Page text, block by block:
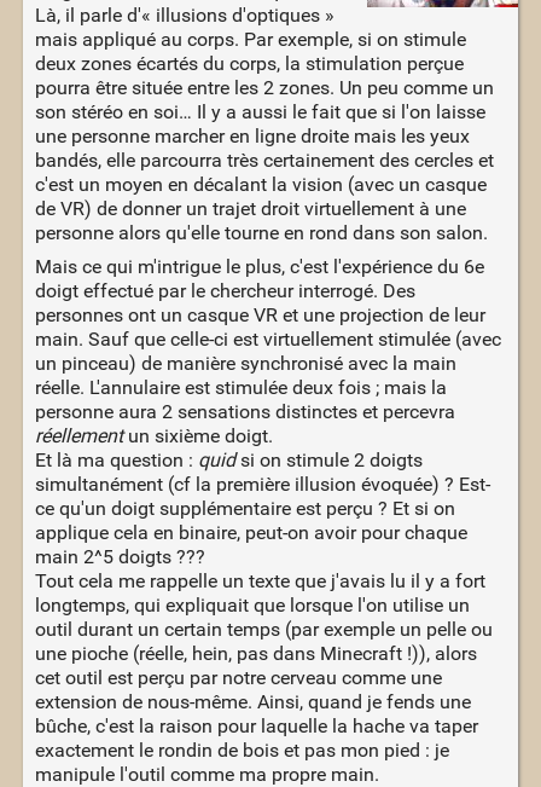
Là, il parle d'« illusions d'optiques »
mais appliqué au corps. Par exemple, si on stimule
deux zones écartés du corps, la stimulation perçue
pourra être située entre les 2 zones. Un peu comme un
son stéréo en soi… Il y a aussi le fait que si l'on laisse
une personne marcher en ligne droite mais les yeux
bandés, elle parcourra très certainement des cercles et
c'est un moyen en décalant la vision (avec un casque
de VR) de donner un trajet droit virtuellement à une
personne alors qu'elle tourne en rond dans son salon.
Mais ce qui m'intrigue le plus, c'est l'expérience du 6e
doigt effectué par le chercheur interrogé. Des
personnes ont un casque VR et une projection de leur
main. Sauf que celle-ci est virtuellement stimulée (avec
un pinceau) de manière synchronisé avec la main
réelle. L'annulaire est stimulée deux fois ; mais la
personne aura 2 sensations distinctes et percevra
réellementun sixième doigt.
Et là ma question : quidsi on stimule 2 doigts
simultanément (cf la première illusion évoquée) ? Est-
ce qu'un doigt supplémentaire est perçu ? Et si on
applique cela en binaire, peut-on avoir pour chaque
main 2^5 doigts ???
Tout cela me rappelle un texte que j'avais lu il y a fort
longtemps, qui expliquait que lorsque l'on utilise un
outil durant un certain temps (par exemple un pelle ou
une pioche (réelle, hein, pas dans Minecraft !)), alors
cet outil est perçu par notre cerveau comme une
extension de nous-même. Ainsi, quand je fends une
bûche, c'est la raison pour laquelle la hache va taper
exactement le rondin de bois et pas mon pied : je
manipule l'outil comme ma propre main.